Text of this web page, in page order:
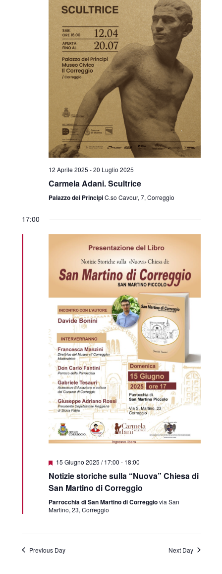
12 Aprile 2025 -20 Luglio 2025
Carmela Adani. Scultrice
Palazzo dei PrincipiC.so Cavour, 7, Correggio
17:00
Featured
15 Giugno 2025 / 17:00 - 18:00
Notizie storiche sulla “Nuova” Chiesa di
San Martino di Correggio
Parrocchia di San Martino di Correggiovia San
Martino, 23, Correggio
Previous Day Next Day